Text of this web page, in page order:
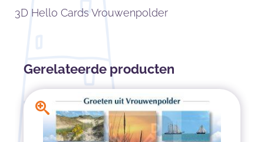
3D Hello Cards Vrouwenpolder
Gerelateerde producten